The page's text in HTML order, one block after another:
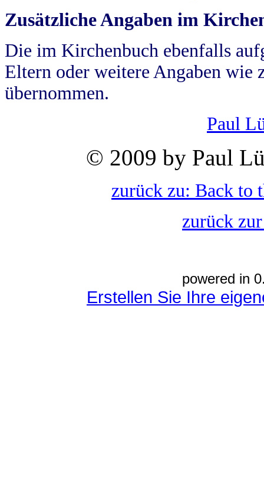
Zusätzliche Angaben im
Die im Kirchenbuch ebenfalls
Eltern oder weitere Angaben wie
übernommen.
Paul
© 2009 by Paul
zurück zu: Back to
zurück
powered in
Erstellen Sie Ihre